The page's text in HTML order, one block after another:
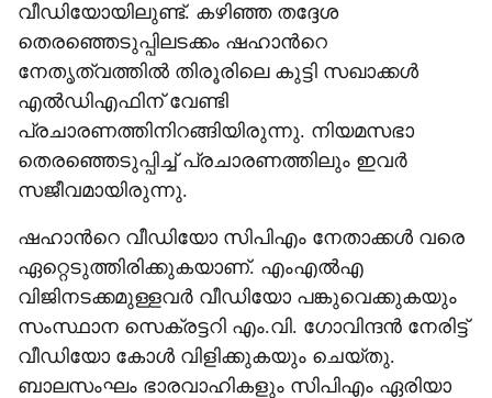
വീഡിയോയിലുണ്ട്. കഴിഞ്ഞ തദ്ദേശ
തെരഞ്ഞെടുപ്പിലടക്കം ഷഹാന്‍റെ
നേതൃത്വത്തിൽ തിരൂരിലെ കുട്ടി സഖാക്കൾ
എൽഡിഎഫിന് വേണ്ടി
പ്രചാരണത്തിനിറങ്ങിയിരുന്നു. നിയമസഭാ
തെരഞ്ഞെടുപ്പിച്ച് പ്രചാരണത്തിലും ഇവർ
സജീവമായിരുന്നു.
ഷഹാന്‍റെ വീഡിയോ സിപിഎം നേതാക്കൾ വരെ
ഏറ്റെടുത്തിരിക്കുകയാണ്. എംഎൽഎ
വിജിനടക്കമുള്ളവർ വീഡിയോ പങ്കുവെക്കുകയും
സംസ്ഥാന സെക്രട്ടറി ​എം.വി. ​ഗോവിന്ദൻ നേരിട്ട്
വീഡിയോ കോൾ വിളിക്കുകയും ചെയ്തു.
ബാലസംഘം ഭാരവാഹികളും സിപിഎം ഏരിയാ